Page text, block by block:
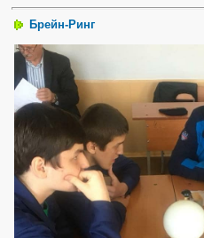
Брейн-Ринг